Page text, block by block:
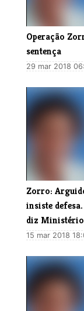
​Operação
sentença
29 mar 2018
Zorro:
insiste
diz
15 mar 2018